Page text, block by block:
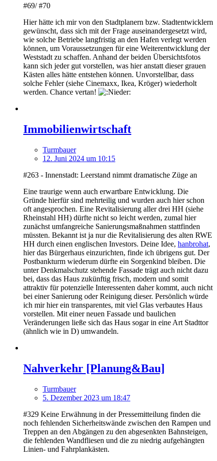
#69/ #70
Hier hätte ich mir von den Stadtplanern bzw. Stadtentwicklern
gewünscht, dass sich mit der Frage auseinandergesetzt wird,
wie solche Betriebe langfristig an den Hafen verlegt werden
können, um Voraussetzungen für eine Weiterentwicklung der
Weststadt zu schaffen. Anhand der beiden Übersichtsfotos
kann sich jeder gut vorstellen, was hier anstatt dieser grauen
Kästen alles hätte entstehen können. Unvorstellbar, dass
solche Fehler (siehe Cinemaxx, Ikea, Kröger) wiederholt
werden. Chance vertan!
Immobilienwirtschaft
Turmbauer
12. Juni 2024 um 10:15
#263 - Innenstadt: Leerstand nimmt dramatische Züge an
Eine traurige wenn auch erwartbare Entwicklung. Die
Gründe hierfür sind mehrteilig und wurden auch hier schon
oft angesprochen. Eine Revitalisierung aller drei HH (siehe
Rheinstahl HH) dürfte nicht so leicht werden, zumal hier
zunächst umfangreiche Sanierungsmaßnahmen stattfinden
müssten. Bekannt ist ja nur die Revitalisierung des alten RWE
HH durch einen englischen Investors. Deine Idee, hanbrohat,
hier das Bürgerhaus einzurichten, finde ich übrigens gut. Der
Postbankturm wiederum dürfte ein Sorgenkind bleiben. Die
unter Denkmalschutz stehende Fassade trägt auch nicht dazu
bei, dass das Haus zukünftig frisch, modern und somit
attraktiv für potenzielle Interessenten daher kommt, auch nicht
bei einer Sanierung oder Reinigung dieser. Persönlich würde
ich mir hier ein transparentes, mit viel Glas verbautes Haus
vorstellen. Mit einer neuen Fassade und baulichen
Veränderungen ließe sich das Haus sogar in eine Art Stadttor
(ähnlich wie in D) umwandeln.
Nahverkehr [Planung&Bau]
Turmbauer
5. Dezember 2023 um 18:47
#329 Keine Erwähnung in der Pressemitteilung finden die
noch fehlenden Sicherheitswände zwischen den Rampen und
Treppen an den Abgängen zu den abgesenkten Bahnsteigen,
die fehlenden Wandfliesen und die zu niedrig aufgehängten
Linien- und Fahrplankästen.